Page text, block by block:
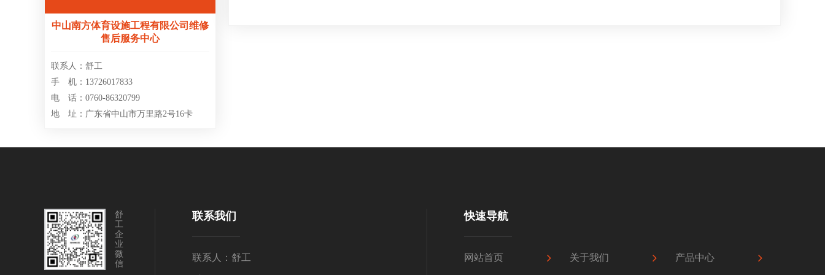
中山南方体育设施工程有限公司维修
售后服务中心
联系人：舒工
手 机：13726017833
电 话：0760-86320799
地 址：广东省中山市万里路2号16卡
舒
工
企
业
微
信
联系我们
联系人：舒工
快速导航
网站首页 关于我们 产品中心